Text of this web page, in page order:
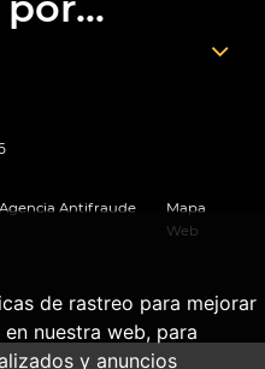
de rastreo para mejorar
nuestra web, para
y anuncios
Agencia Antifraude
Mapa
Web